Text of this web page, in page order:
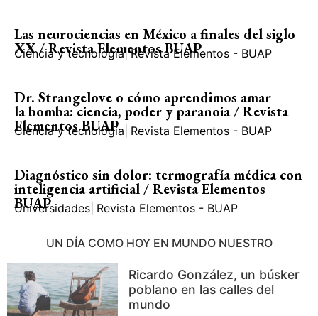
Las neurociencias en México a finales del siglo
XX / Revista Elementos BUAP
Ciencia y tecnología| Revista Elementos - BUAP
Dr. Strangelove o cómo aprendimos amar
la bomba: ciencia, poder y paranoia / Revista
Elementos BUAP
Ciencia y tecnología Revista Elementos - BUAP
Diagnóstico sin dolor: termografía médica con
inteligencia artificial / Revista Elementos
BUAP
Universidades Revista Elementos - BUAP
UN DÍA COMO HOY EN MUNDO NUESTRO
Ricardo González, un búsker
poblano en las calles del
mundo